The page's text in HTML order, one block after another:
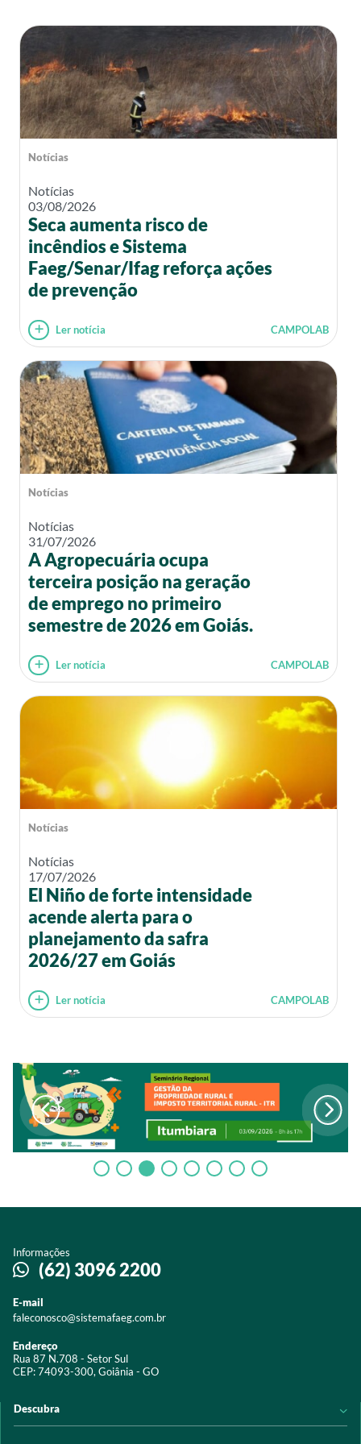
Notícias
Notícias
03/08/2026
Seca aumenta risco de
incêndios e Sistema
Faeg/Senar/Ifag reforça ações
de prevenção
Ler notícia CAMPOLAB
Notícias
Notícias
31/07/2026
A Agropecuária ocupa
terceira posição na geração
de emprego no primeiro
semestre de 2026 em Goiás.
Ler notícia CAMPOLAB
Notícias
Notícias
17/07/2026
El Niño de forte intensidade
acende alerta para o
planejamento da safra
2026/27 em Goiás
Ler notícia CAMPOLAB
Informações
(62) 3096 2200
E-mail
faleconosco@sistemafaeg.com.br
Endereço
Rua 87 N.708 - Setor Sul
CEP: 74093-300, Goiânia - GO
Descubra